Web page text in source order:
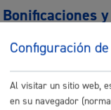
Bonificaciones
Exención de
Inmuebles (IBI),
electrónico
Configuración
Al visitar un sitio web,
en su navegador